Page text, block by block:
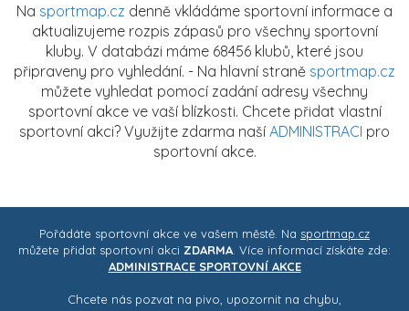
Na sportmap.cz denně vkládáme sportovní informace a
aktualizujeme rozpis zápasů pro všechny sportovní
kluby. V databázi máme 68456 klubů, které jsou
připraveny pro vyhledání. - Na hlavní straně sportmap.cz
můžete vyhledat pomocí zadání adresy všechny
sportovní akce ve vaší blízkosti. Chcete přidat vlastní
sportovní akci? Využijte zdarma naší ADMINISTRACI pro
sportovní akce.
Pořádáte sportovní akce ve vašem městě. Na sportmap.cz
můžete přidat sportovní akci ZDARMA . Více informací získáte zde:
ADMINISTRACE SPORTOVNÍ AKCE
Chcete nás pozvat na pivo, upozornit na chybu,